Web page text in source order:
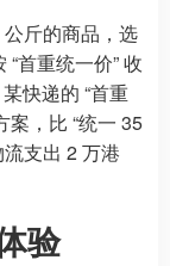
斤的商品，选
首重统一价” 收
快递的 “首重
案，比 “统一 35
支出 2 万港
验